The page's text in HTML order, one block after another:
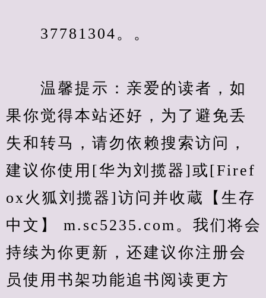
37781304。。
温馨提示：亲爱的读者，如
果你觉得本站还好，为了避免丢
失和转马，请勿依赖搜索访问，
建议你使用[华为刘揽器]或[Firef
ox火狐刘揽器]访问并收蔵【生存
中文】 m.sc5235.com。我们将会
持续为你更新，还建议你注册会
员使用书架功能追书阅读更方